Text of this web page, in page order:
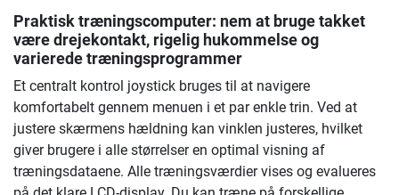
Praktisk træningscomputer: nem at bruge takket
være drejekontakt, rigelig hukommelse og
varierede træningsprogrammer
Et centralt kontrol joystick bruges til at navigere
komfortabelt gennem menuen i et par enkle trin. Ved at
justere skærmens hældning kan vinklen justeres, hvilket
giver brugere i alle størrelser en optimal visning af
træningsdataene. Alle træningsværdier vises og evalueres